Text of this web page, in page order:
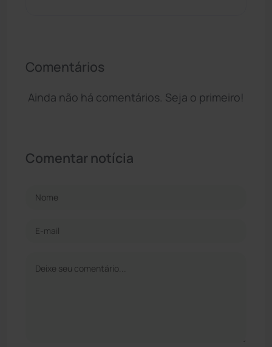
Comentários
Ainda não há comentários. Seja o primeiro!
Comentar notícia